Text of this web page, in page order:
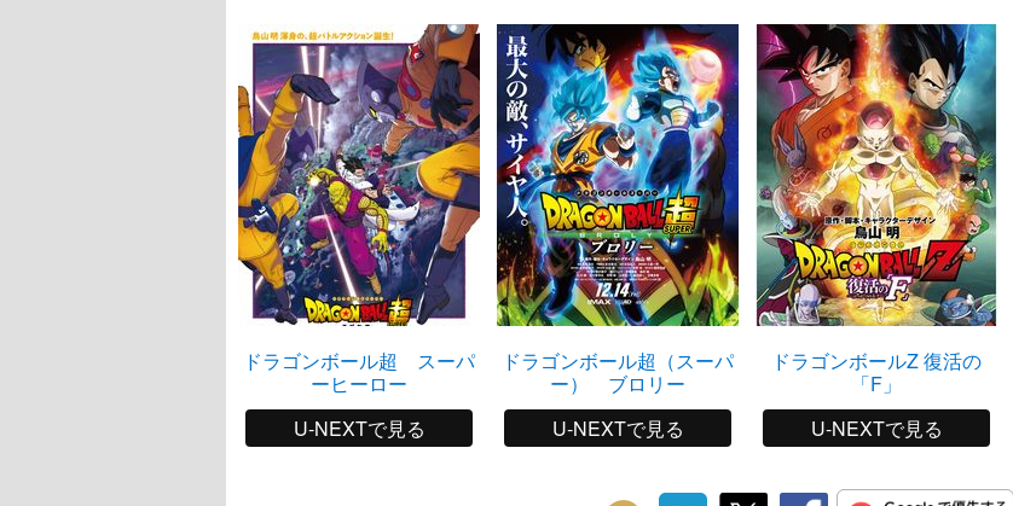
ドラゴンボール超 スーパ
ーヒーロー
U-NEXTで見る
ドラゴンボール超（スーパ
ー） ブロリー
U-NEXTで見る
ドラゴンボールZ 復活の
「F」
U-NEXTで見る